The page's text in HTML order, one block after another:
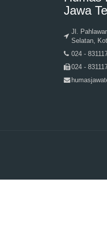
Jawa
Jl.
Selatan,
024 -
024 -